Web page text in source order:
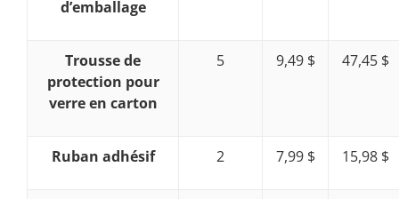
d’emballage
Trousse de
protection pour
verre en carton
5 9,49 $ 47,45 $
Ruban adhésif 2 7,99 $ 15,98 $